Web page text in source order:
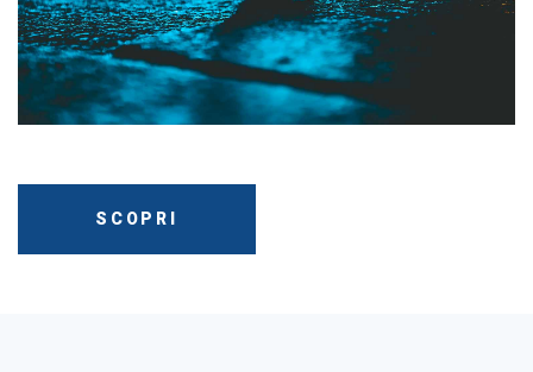
SCOPRI